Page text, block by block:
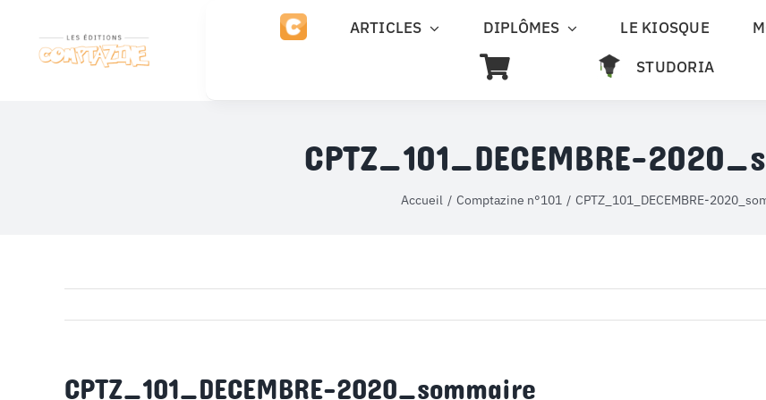
contenu
ARTICLES DIPLÔMES LE KIOSQUE
STUDORIA
CPTZ_101_DECEMBRE-
Accueil Comptazine n°101 CPTZ_101_DECEMBRE-
CPTZ_101_DECEMBRE-2020_sommaire